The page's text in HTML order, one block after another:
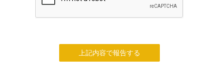
上記内容で報告する